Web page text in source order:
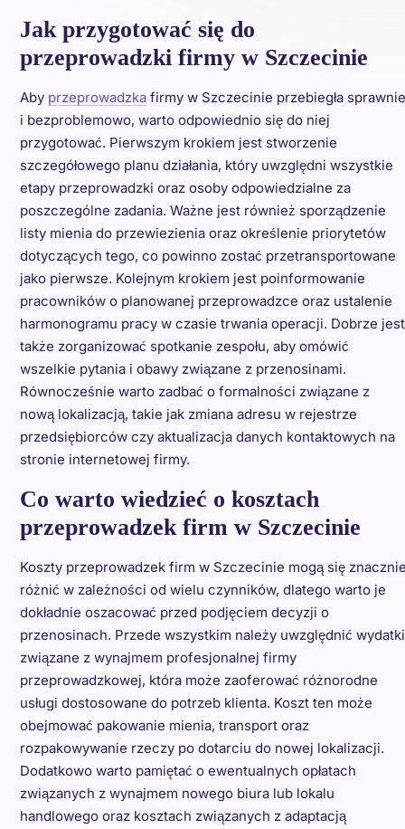
Jak przygotować się do
przeprowadzki firmy w Szczecinie
Aby przeprowadzkafirmy w Szczecinie przebiegła sprawnie
i bezproblemowo, warto odpowiednio się do niej
przygotować. Pierwszym krokiem jest stworzenie
szczegółowego planu działania, który uwzględni wszystkie
etapy przeprowadzki oraz osoby odpowiedzialne za
poszczególne zadania. Ważne jest również sporządzenie
listy mienia do przewiezienia oraz określenie priorytetów
dotyczących tego, co powinno zostać przetransportowane
jako pierwsze. Kolejnym krokiem jest poinformowanie
pracowników o planowanej przeprowadzce oraz ustalenie
harmonogramu pracy w czasie trwania operacji. Dobrze jest
także zorganizować spotkanie zespołu, aby omówić
wszelkie pytania i obawy związane z przenosinami.
Równocześnie warto zadbać o formalności związane z
nową lokalizacją, takie jak zmiana adresu w rejestrze
przedsiębiorców czy aktualizacja danych kontaktowych na
stronie internetowej firmy.
Co warto wiedzieć o kosztach
przeprowadzek firm w Szczecinie
Koszty przeprowadzek firm w Szczecinie mogą się
różnić w zależności od wielu czynników, dlatego warto je
dokładnie oszacować przed podjęciem decyzji o
przenosinach. Przede wszystkim należy uwzględnić wydatki
związane z wynajmem profesjonalnej firmy
przeprowadzkowej, która może zaoferować różnorodne
usługi dostosowane do potrzeb klienta. Koszt ten może
obejmować pakowanie mienia, transport oraz
rozpakowywanie rzeczy po dotarciu do nowej lokalizacji.
Dodatkowo warto pamiętać o ewentualnych opłatach
związanych z wynajmem nowego biura lub lokalu
handlowego oraz kosztach związanych z adaptacją